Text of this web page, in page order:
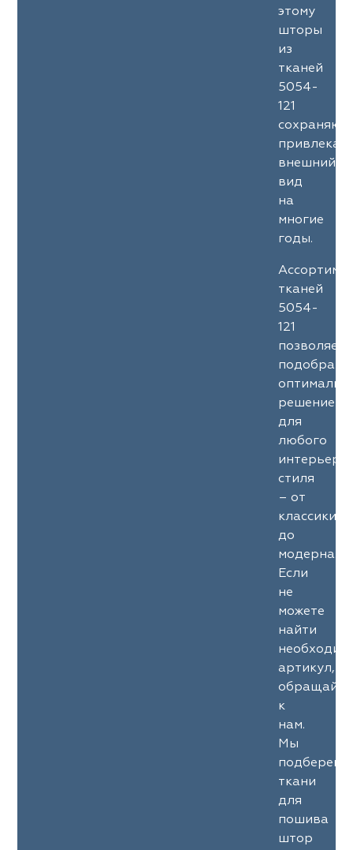
этому
шторы
из
тканей
5054-
121
сохраняют
внешний
вид
на
многие
годы.
тканей
5054-
121
позволяет
подобрать
решение
для
любого
стиля
– от
классики
до
модерна.
Если
не
можете
найти
артикул,
к
нам.
Мы
подберем
ткани
для
пошива
штор